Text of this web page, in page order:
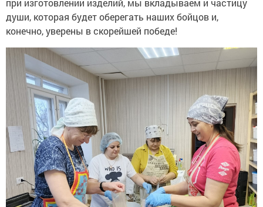
при изготовлении изделий, мы вкладываем и частицу
души, которая будет оберегать наших бойцов и,
конечно, уверены в скорейшей победе!